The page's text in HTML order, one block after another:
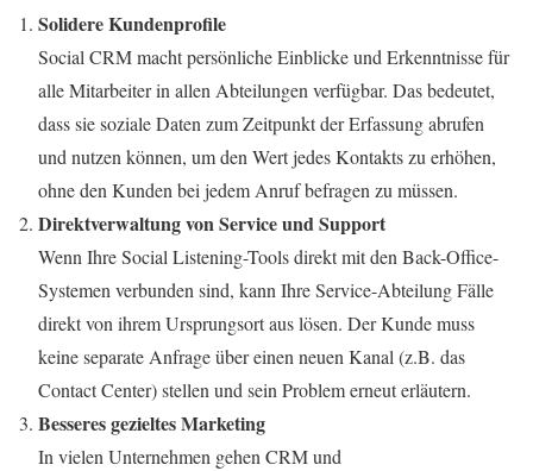
Solidere Kundenprofile
Social CRM macht persönliche Einblicke und Erkenntnisse für
alle Mitarbeiter in allen Abteilungen verfügbar. Das bedeutet,
dass sie soziale Daten zum Zeitpunkt der Erfassung abrufen
und nutzen können, um den Wert jedes Kontakts zu erhöhen,
ohne den Kunden bei jedem Anruf befragen zu müssen.
Direktverwaltung von Service und Support
Wenn Ihre Social Listening-Tools direkt mit den Back-Office-
Systemen verbunden sind, kann Ihre Service-Abteilung Fälle
direkt von ihrem Ursprungsort aus lösen. Der Kunde muss
keine separate Anfrage über einen neuen Kanal (z.B. das
Contact Center) stellen und sein Problem erneut erläutern.
Besseres gezieltes Marketing
In vielen Unternehmen gehen CRM und